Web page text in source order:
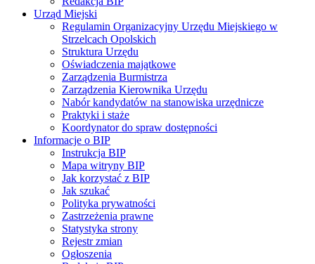
Urząd Miejski
Regulamin Organizacyjny Urzędu Miejskiego w
Strzelcach Opolskich
Struktura Urzędu
Oświadczenia majątkowe
Zarządzenia Burmistrza
Zarządzenia Kierownika Urzędu
Nabór kandydatów na stanowiska urzędnicze
Praktyki i staże
Koordynator do spraw dostępności
Informacje o BIP
Instrukcja BIP
Mapa witryny BIP
Jak korzystać z BIP
Jak szukać
Polityka prywatności
Zastrzeżenia prawne
Statystyka strony
Rejestr zmian
Ogłoszenia